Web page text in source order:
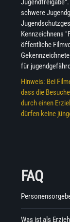
schwere
Kennzeichnens
öffentliche
für
Hinweis: Bei
dass die
durch einen
dürfen keine
FAQ
Was ist als